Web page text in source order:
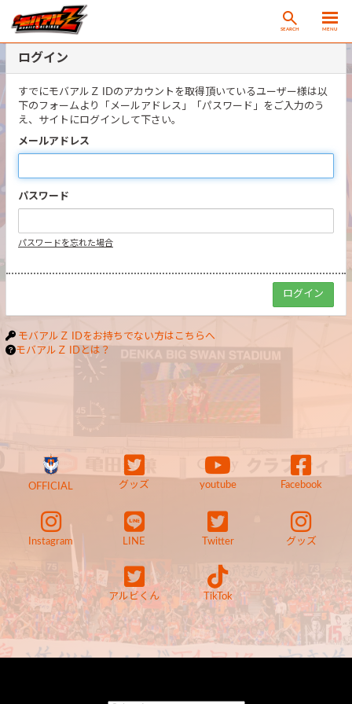
SEARCH MENU
ログイン
すでにモバアルＺ IDのアカウントを取得頂いているユーザー様は以
下のフォームより「メールアドレス」「パスワード」をご入力のう
え、サイトにログインして下さい。
メールアドレス
パスワード
パスワードを忘れた場合
モバアルＺ IDをお持ちでない方はこちらへ
モバアルＺ IDとは？
OFFICIAL グッズ youtube Facebook
Instagram LINE Twitter グッズ
アルビくん TikTok